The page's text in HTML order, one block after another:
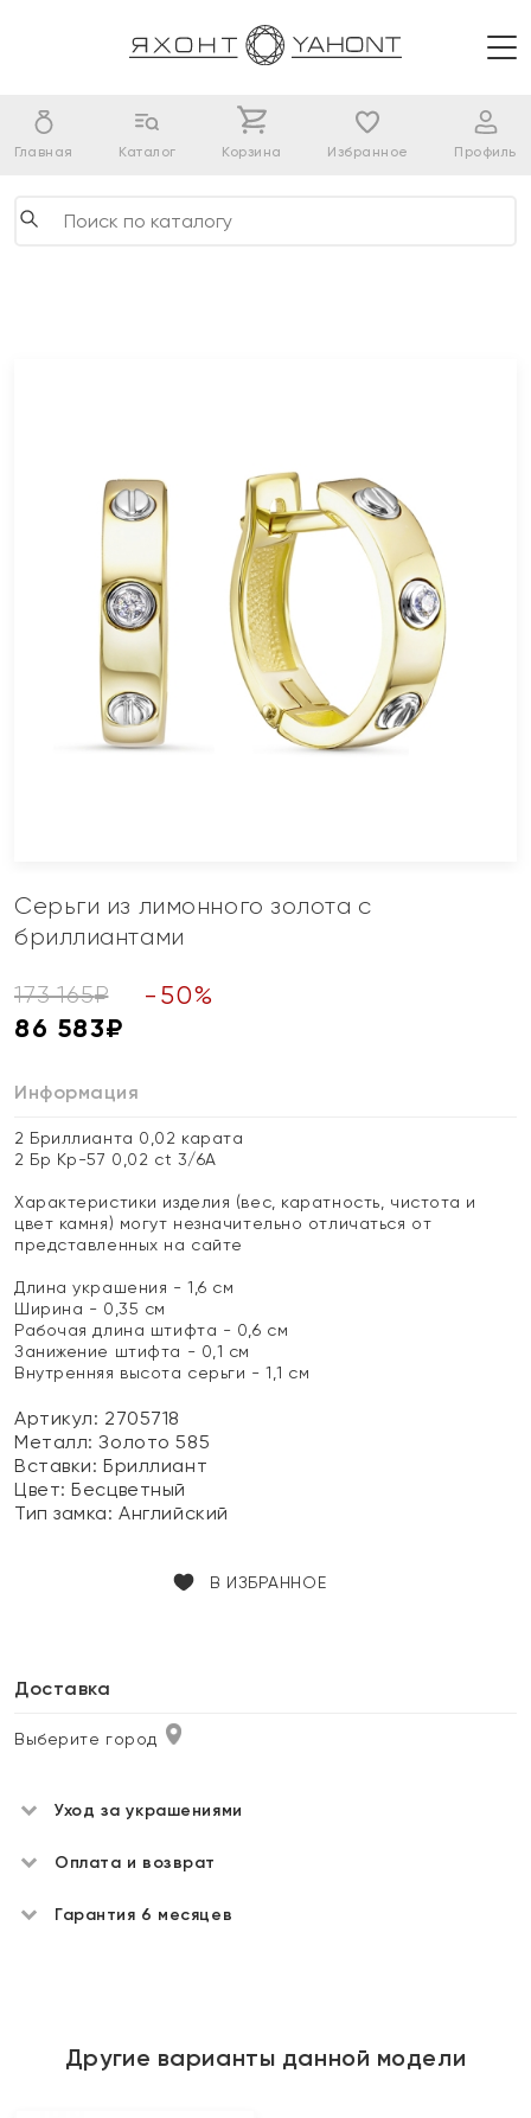
Главная Каталог Корзина Избранное Профиль
Серьги из лимонного золота с
бриллиантами
173 165₽ - 50%
86 583₽
Информация
2 Бриллианта 0,02 карата
2 Бр Кр-57 0,02 ct 3/6А
Характеристики изделия (вес, каратность, чистота и
цвет камня) могут незначительно отличаться от
представленных на сайте
Длина украшения - 1,6 см
Ширина - 0,35 см
Рабочая длина штифта - 0,6 см
Занижение штифта - 0,1 см
Внутренняя высота серьги - 1,1 см
Артикул: 2705718
Металл:Золото 585
Вставки:Бриллиант
Цвет:Бесцветный
Тип замка:Английский
В ИЗБРАННОЕ
Доставка
Выберите город
Уход за украшениями
Оплата и возврат
Гарантия 6 месяцев
Другие варианты данной модели